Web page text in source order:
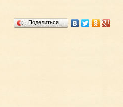
Поделиться…